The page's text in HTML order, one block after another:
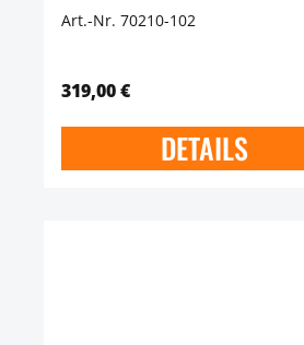
Art.-Nr. 70210-102
319,00 €
DETAILS